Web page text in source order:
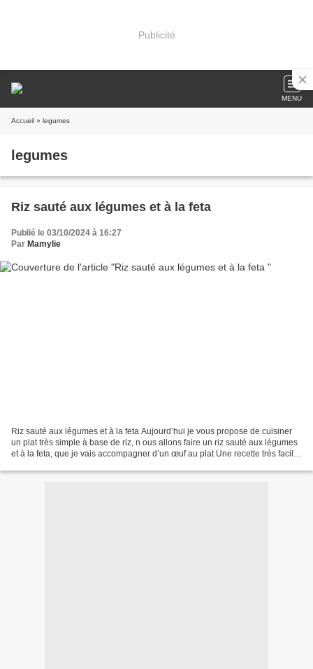
Publicité
MENU
Accueil » legumes
legumes
Riz sauté aux légumes et à la feta
Publié le 03/10/2024 à 16:27
Par Mamylie
Riz sauté aux légumes et à la feta Aujourd’hui je vous propose de cuisiner
un plat très simple à base de riz, n ous allons faire un riz sauté aux légumes
et à la feta, que je vais accompagner d’un œuf au plat Une recette très facile